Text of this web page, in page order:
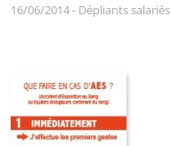
16/06/2014- Dépliants salariés